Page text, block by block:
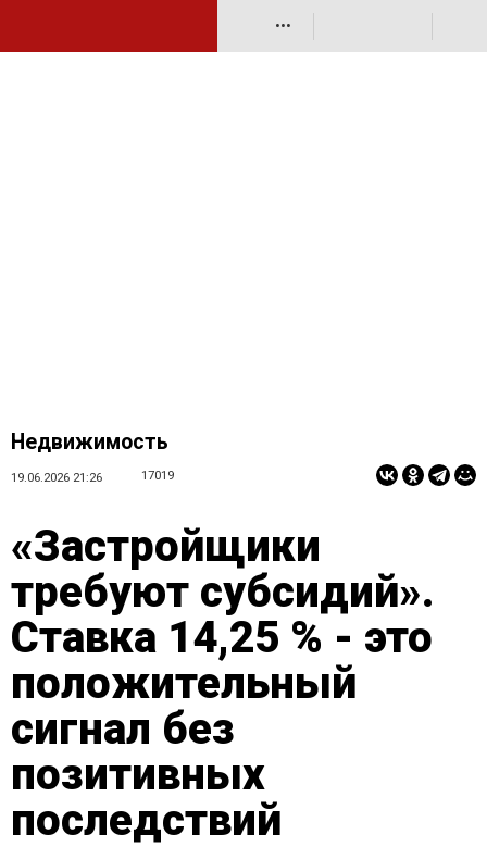
•••
Недвижимость
19.06.2026 21:26 17019
«Застройщики
требуют субсидий».
Cтавка 14,25 % - это
положительный
сигнал без
позитивных
последствий